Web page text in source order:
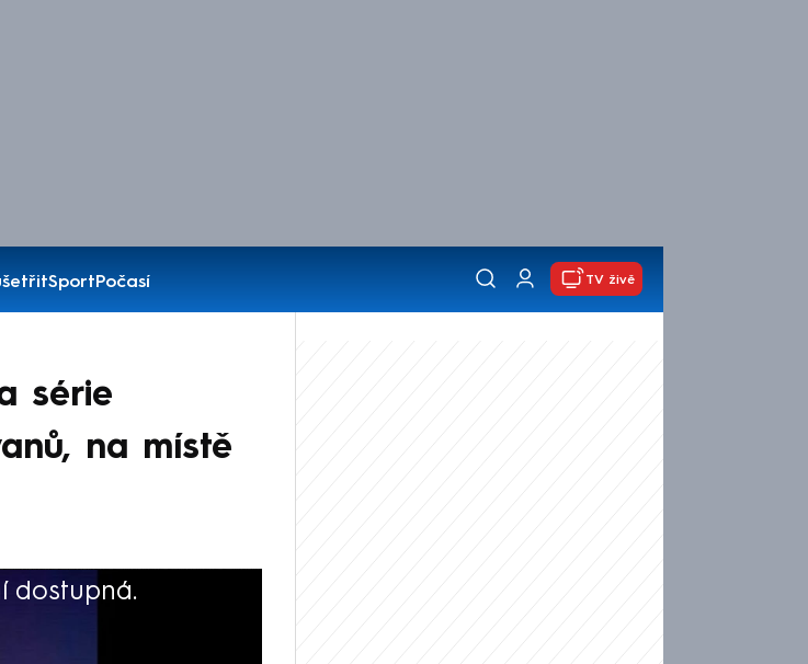
SportPočasí
TV živě
série
na místě
dostupná.